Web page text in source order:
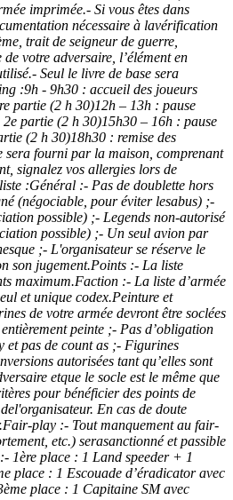
imprimée.- Si vous êtes dans
nécessaire à lavérification
trait de seigneur de guerre,
votre adversaire, l’élément en
Seul le livre de base sera
:9h - 9h30 : accueil des joueurs
partie (2 h 30)12h – 13h : pause
partie (2 h 30)15h30 – 16h : pause
(2 h 30)18h30 : remise des
fourni par la maison, comprenant
signalez vos allergies lors de
:Général :- Pas de doublette hors
(négociable, pour éviter lesabus) ;-
possible) ;- Legends non-autorisé
possible) ;- Un seul avion par
;- L'organisateur se réserve le
son jugement.Points :- La liste
maximum.Faction :- La liste d’armée
et unique codex.Peinture et
de votre armée devront être soclées
peinte ;- Pas d’obligation
et pas de count as ;- Figurines
autorisées tant qu’elles sont
etque le socle est le même que
pour bénéficier des points de
En cas de doute
play :- Tout manquement au fair-
etc.) serasanctionné et passible
1ère place : 1 Land speeder + 1
place : 1 Escouade d’éradicator avec
place : 1 Capitaine SM avec